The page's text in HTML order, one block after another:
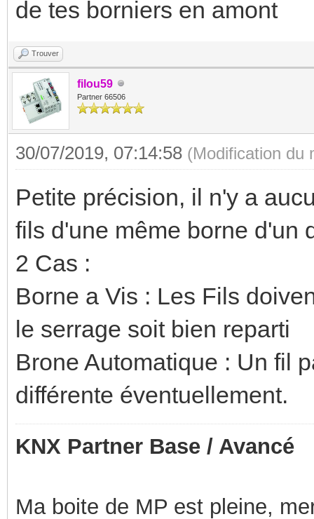
de tes borniers en amont
Trouver
filou59
Partner 66506
30/07/2019, 07:14:58 (Modification du
Petite précision, il n'y a
fils d'une même borne d'un
2 Cas :
Borne a Vis : Les Fils
le serrage soit bien reparti
Brone Automatique : Un fil
différente éventuellement.
KNX Partner Base / Avancé
Ma boite de MP est pleine,